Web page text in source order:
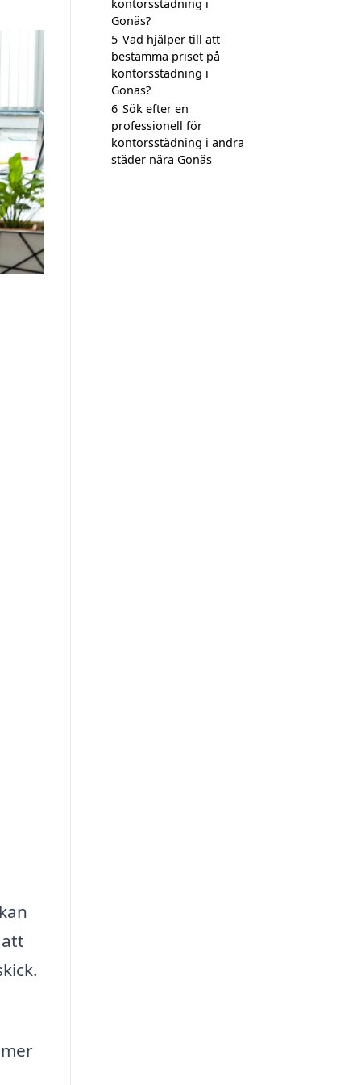
kontorsstädning i
Gonäs?
5 Vad hjälper till att
bestämma priset på
kontorsstädning i
Gonäs?
6 Sök efter en
professionell för
kontorsstädning i andra
städer nära Gonäs